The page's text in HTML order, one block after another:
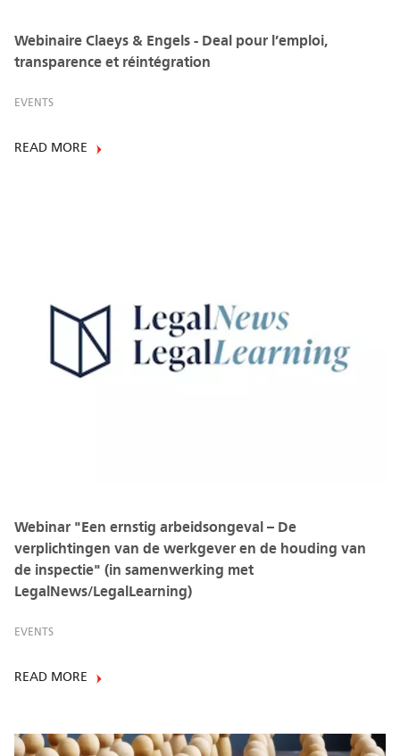
Webinaire Claeys & Engels - Deal pour l’emploi,
transparence et réintégration
EVENTS
READ MORE
Webinar "Een ernstig arbeidsongeval – De
verplichtingen van de werkgever en de houding van
de inspectie" (in samenwerking met
LegalNews/LegalLearning)
EVENTS
READ MORE